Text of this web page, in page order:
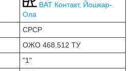
ВАТ Контакт, Йошкар-
Ола
СРСР
ОЖО 468.512 ТУ
"1"